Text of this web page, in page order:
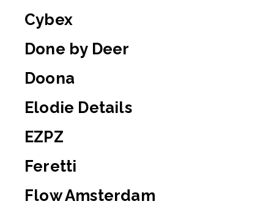
Cybex
Done by Deer
Doona
Elodie Details
EZPZ
Feretti
Flow Amsterdam